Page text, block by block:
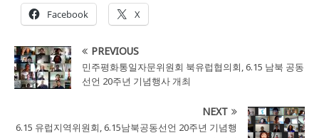
Facebook X
PREVIOUS
민주평화통일자문위원회 북유럽협의회, 6.15 남북 공동
선언 20주년 기념행사 개최
NEXT
6.15 유럽지역위원회, 6.15남북공동선언 20주년 기념행